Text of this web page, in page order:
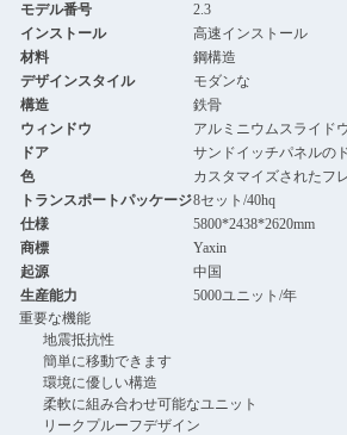
モデル番号
2.3
インストール
高速インストール
材料
鋼構造
デザインスタイル
モダンな
構造
鉄骨
ウィンドウ
アルミニウムスライド
ドア
サンドイッチパネルの
色
カスタマイズされたフ
トランスポートパッケージ8セット/40hq
仕様
5800*2438*2620mm
商標
Yaxin
起源
中国
生産能力
5000ユニット/年
重要な機能
地震抵抗性
簡単に移動できます
環境に優しい構造
柔軟に組み合わせ可能なユニット
リークプルーフデザイン